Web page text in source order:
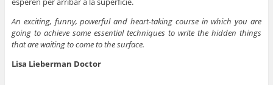
An exciting, funny, powerful and heart-taking course in which you are
going to achieve some essential techniques to write the hidden things
that are waiting to come to the surface.
Lisa Lieberman Doctor